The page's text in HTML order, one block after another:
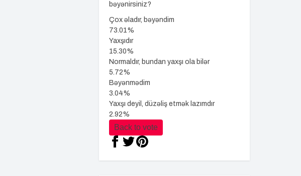
bəyənirsiniz?
Çox əladır, bəyəndim
73.01%
Yaxşıdır
15.30%
Normaldır, bundan yaxşı ola bilər
5.72%
Bəyənmədim
3.04%
Yaxşı deyil, düzəliş etmək lazımdır
2.92%
Back to vote